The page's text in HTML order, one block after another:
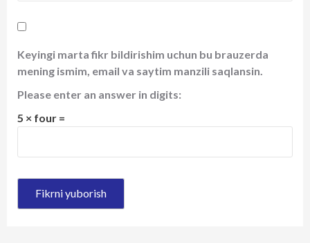
Keyingi marta fikr bildirishim uchun bu brauzerda
mening ismim, email va saytim manzili saqlansin.
Please enter an answer in digits:
5 × four =